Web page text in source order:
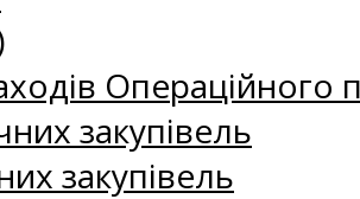
Операційного
закупівель
закупівель